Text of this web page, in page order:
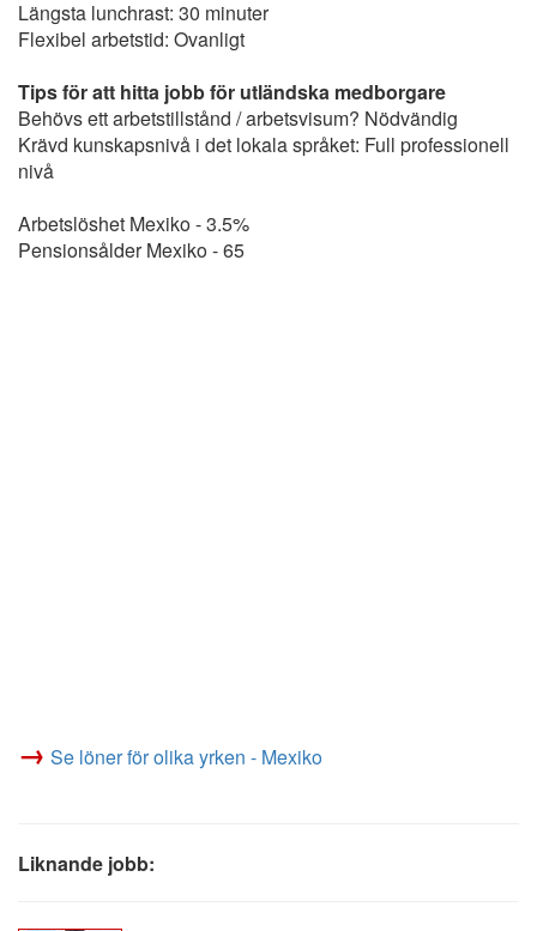
Längsta lunchrast: 30 minuter
Flexibel arbetstid: Ovanligt
Tips för att hitta jobb för utländska medborgare
Behövs ett arbetstillstånd / arbetsvisum? Nödvändig
Krävd kunskapsnivå i det lokala språket: Full professionell
nivå
Arbetslöshet Mexiko - 3.5%
Pensionsålder Mexiko - 65
→ Se löner för olika yrken - Mexiko
Liknande jobb: